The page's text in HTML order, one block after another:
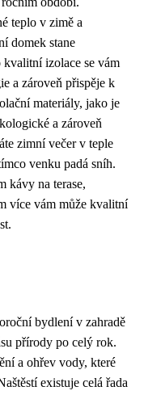
teplo v zimě a
domek stane
izolace se vám
a zároveň přispěje k
materiály, jako je
a zároveň
zimní večer v teple
venku padá sníh.
kávy na terase,
více vám může kvalitní
bydlení v zahradě
přírody po celý rok.
a ohřev vody, které
existuje celá řada